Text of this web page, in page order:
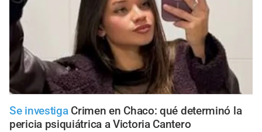
Se investiga Crimen en Chaco: qué determinó la
pericia psiquiátrica a Victoria Cantero